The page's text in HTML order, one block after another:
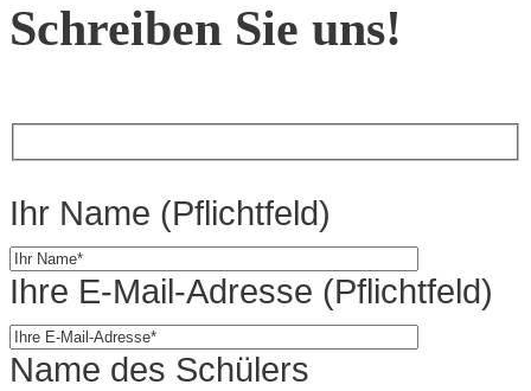
Schreiben Sie uns!
Ihr Name (Pflichtfeld)
Ihre E-Mail-Adresse (Pflichtfeld)
Name des Schülers